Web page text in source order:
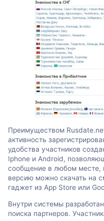
Преимуществом
активность
удобства участников
Iphone и Android,
сообщение в любом
версию можно скачать на
гаджет из App Store или
Внутри системы
поиска партнеров.